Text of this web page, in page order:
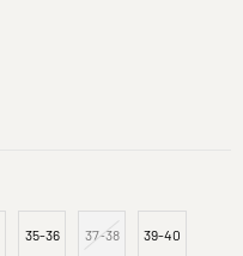
35-36 37-38 39-40